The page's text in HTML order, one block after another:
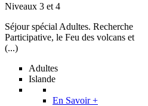
Niveaux 3 et 4
Séjour spécial Adultes. Recherche
Participative, le Feu des volcans et
(...)
Adultes
Islande
En Savoir +